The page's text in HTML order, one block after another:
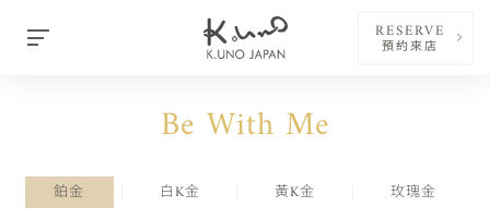
RESERVE
預約來店
Be With Me
鉑金 白K金 黃K金 玫瑰金